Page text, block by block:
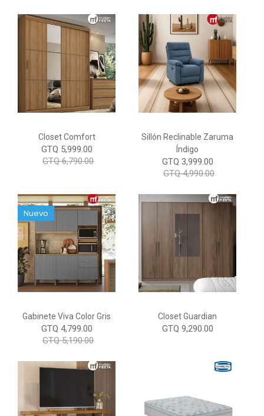
Closet Comfort
GTQ 5,999.00
GTQ 6,790.00
Sillón Reclinable Zaruma
Índigo
GTQ 3,999.00
GTQ 4,990.00
Gabinete Viva Color Gris
Nuevo
GTQ 4,799.00
GTQ 5,190.00
Closet Guardian
GTQ 9,290.00